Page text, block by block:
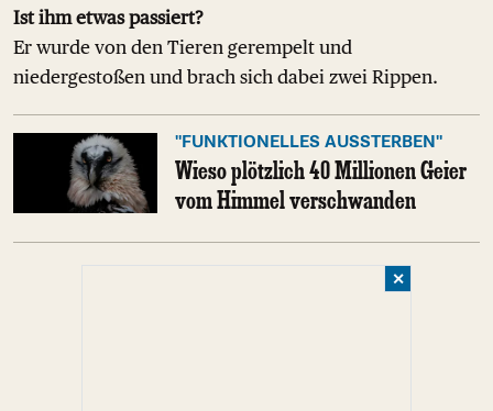
Ist ihm etwas passiert?
Er wurde von den Tieren gerempelt und
niedergestoßen und brach sich dabei zwei Rippen.
"FUNKTIONELLES AUSSTERBEN"
Wieso plötzlich 40 Millionen Geier
vom Himmel verschwanden
✕